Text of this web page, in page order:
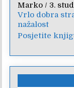
Marko / 3.
Vrlo dobra
nažalost
Anica/7.
Poštovanje,
nesebičnom
Posjetite